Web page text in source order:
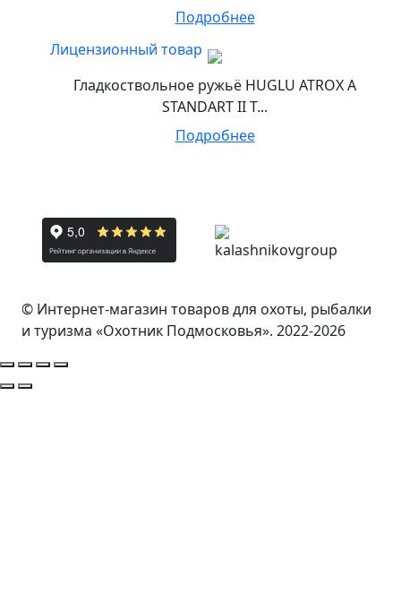
Подробнее
Лицензионный товар
Гладкоствольное ружьё HUGLU ATROX A
STANDART II T...
Подробнее
© Интернет-магазин товаров для охоты, рыбалки
и туризма «Охотник Подмосковья». 2022-2026